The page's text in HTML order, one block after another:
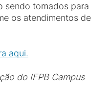
sendo tomados para
os atendimentos de
aqui.
do IFPB Campus